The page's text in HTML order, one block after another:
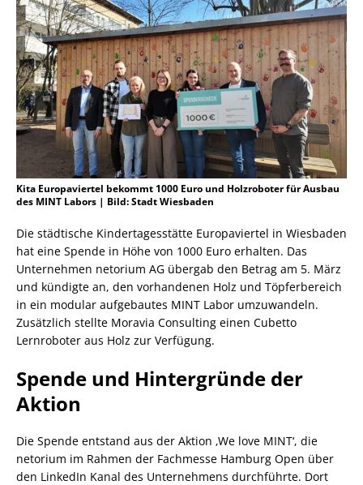
Kita Europaviertel bekommt 1000 Euro und Holzroboter für Ausbau
des MINT Labors | Bild: Stadt Wiesbaden
Die städtische Kindertagesstätte Europaviertel in Wiesbaden
hat eine Spende in Höhe von 1000 Euro erhalten. Das
Unternehmen netorium AG übergab den Betrag am 5. März
und kündigte an, den vorhandenen Holz und Töpferbereich
in ein modular aufgebautes MINT Labor umzuwandeln.
Zusätzlich stellte Moravia Consulting einen Cubetto
Lernroboter aus Holz zur Verfügung.
Spende und Hintergründe der
Aktion
Die Spende entstand aus der Aktion ‚We love MINT‘, die
netorium im Rahmen der Fachmesse Hamburg Open über
den LinkedIn Kanal des Unternehmens durchführte. Dort